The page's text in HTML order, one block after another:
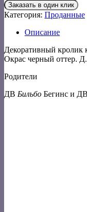
Заказать в один клик
Категория: Проданные
Описание
Декоративный кролик
Окрас черный оттер.
Родители
ДВ Бильбо Бегинс и